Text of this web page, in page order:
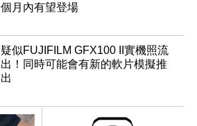
個月內有望登場
疑似FUJIFILM GFX100 II實機照流
出！同時可能會有新的軟片模擬推
出